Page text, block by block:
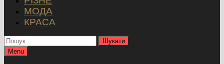
МОДА
КРАСА
Пошук:
Menu